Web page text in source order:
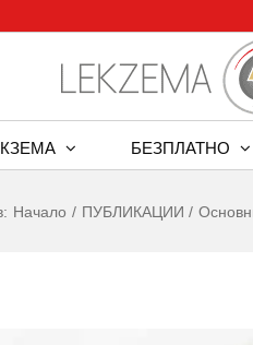
БЕЗПЛАТНО
Начало ПУБЛИКАЦИИ